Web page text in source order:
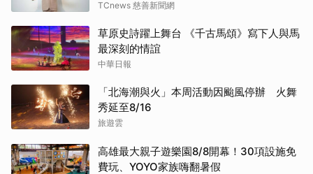
TCnews 慈善新聞網
草原史詩躍上舞台 《千古馬頌》寫下人與馬
最深刻的情誼
中華日報
「北海潮與火」本周活動因颱風停辦 火舞
秀延至8/16
旅遊雲
高雄最大親子遊樂園8/8開幕！30項設施免
費玩、YOYO家族嗨翻暑假